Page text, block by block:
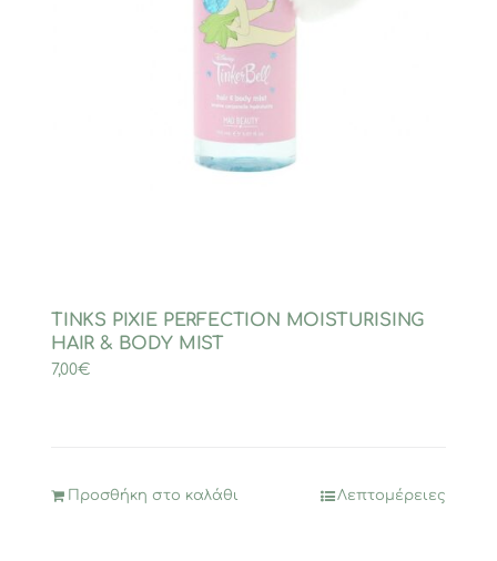
TINKS PIXIE PERFECTION MOISTURISING
HAIR & BODY MIST
7,00€
Προσθήκη στο καλάθι Λεπτομέρειες